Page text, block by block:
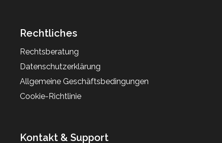
Rechtliches
Rechtsberatung
Datenschutzerklärung
Allgemeine Geschäftsbedingungen
Cookie-Richtlinie
Kontakt & Support